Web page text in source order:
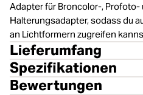
Adapter für Broncolor-, Profoto-
Halterungsadapter, sodass du
an Lichtformern zugreifen
Lieferumfang
Spezifikationen
Bewertungen